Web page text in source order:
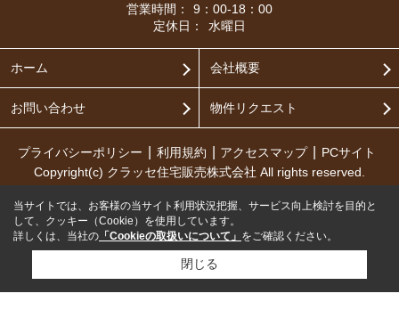
営業時間：
9：00-18：00
定休日：
水曜日
ホーム 会社概要
お問い合わせ 物件リクエスト
プライバシーポリシー 利用規約 アクセスマップ
PCサイト
Copyright(c) クラッセ住宅販売株式会社 All rights reserved.
当サイトでは、お客様の当サイト利用状況把握、サービス向上検討を目的と
して、クッキー（Cookie）を使用しています。
詳しくは、当社の 「Cookieの取扱いについて」 をご確認ください。
閉じる